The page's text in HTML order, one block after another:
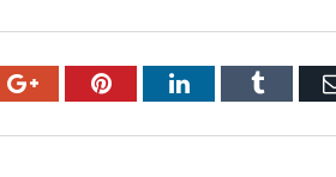
Google+PinterestLinkedInTumblr